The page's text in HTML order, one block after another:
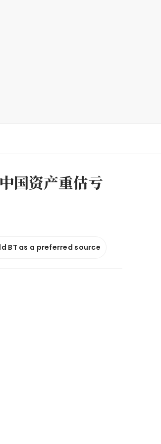
国资产重估亏
BT as a preferred source